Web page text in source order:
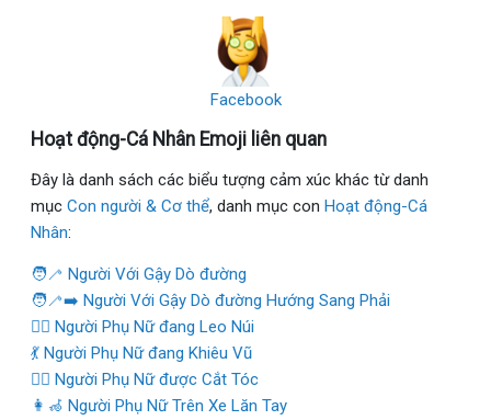
Facebook
Hoạt động-Cá Nhân Emoji liên quan
Đây là danh sách các biểu tượng cảm xúc khác từ danh
mục Con người & Cơ thể, danh mục con Hoạt động-Cá
Nhân:
🧑‍🦯 Người Với Gậy Dò đường
🧑‍🦯‍➡️ Người Với Gậy Dò đường Hướng Sang Phải
🧗‍♀️ Người Phụ Nữ đang Leo Núi
💃 Người Phụ Nữ đang Khiêu Vũ
💇‍♀️ Người Phụ Nữ được Cắt Tóc
👩‍🦽 Người Phụ Nữ Trên Xe Lăn Tay